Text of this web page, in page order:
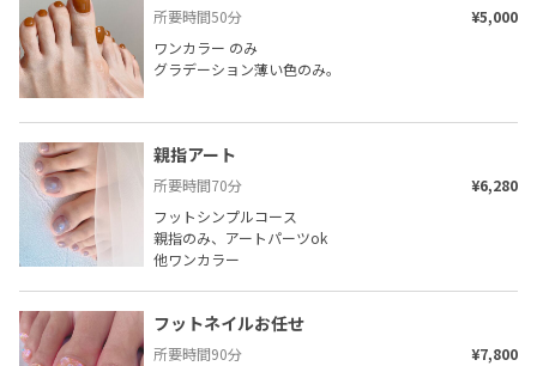
所要時間50分
¥5,000
ワンカラー のみ
グラデーション薄い色のみ。
親指アート
所要時間70分
¥6,280
フットシンプルコース
親指のみ、アートパーツok
他ワンカラー
フットネイルお任せ
所要時間90分
¥7,800